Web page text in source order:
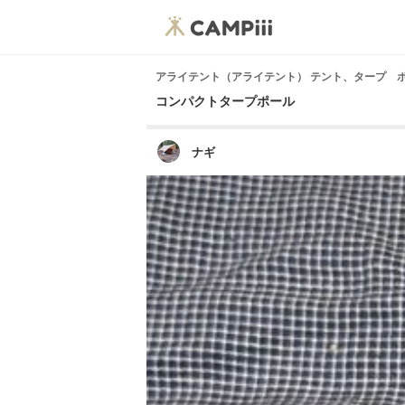
アライテント（アライテント） テント、タープ
コンパクトタープポール
ナギ